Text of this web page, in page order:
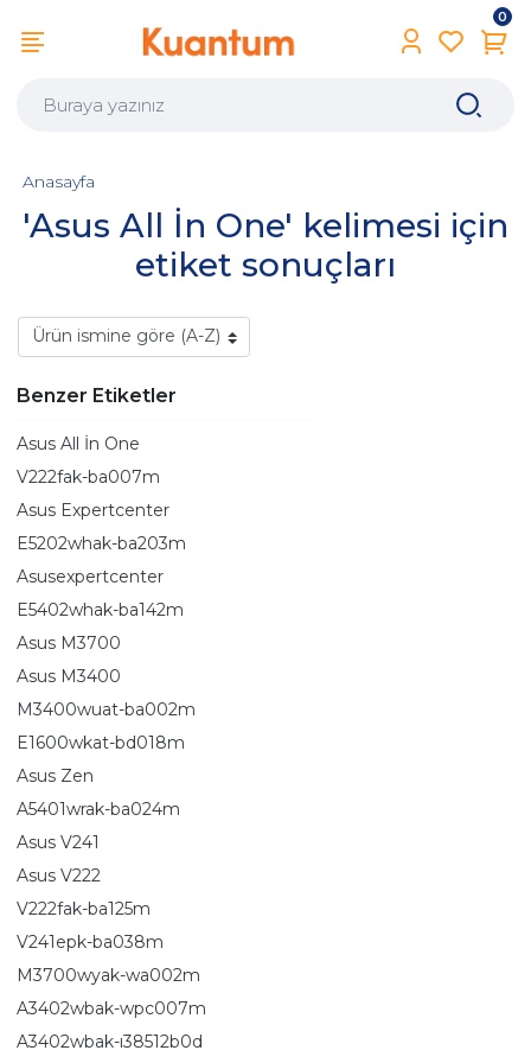
0
'Asus All İn One' kelimesi için
etiket sonuçları
Anasayfa
Benzer Etiketler
Asus All İn One
V222fak-ba007m
Asus Expertcenter
E5202whak-ba203m
Asusexpertcenter
E5402whak-ba142m
Asus M3700
Asus M3400
M3400wuat-ba002m
E1600wkat-bd018m
Asus Zen
A5401wrak-ba024m
Asus V241
Asus V222
V222fak-ba125m
V241epk-ba038m
M3700wyak-wa002m
A3402wbak-wpc007m
A3402wbak-ı38512b0d